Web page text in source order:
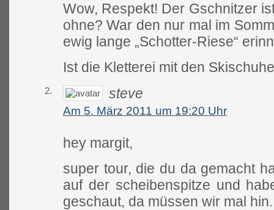
Wow, Respekt! Der Gschnitzer
ohne? War den nur mal im
ewig lange „Schotter-Riese“
Ist die Kletterei mit den
2. steve
Am 5. März 2011 um 19:20 Uhr
hey margit,
super tour, die du da gemacht
auf der scheibenspitze und
geschaut, da müssen wir mal hin.